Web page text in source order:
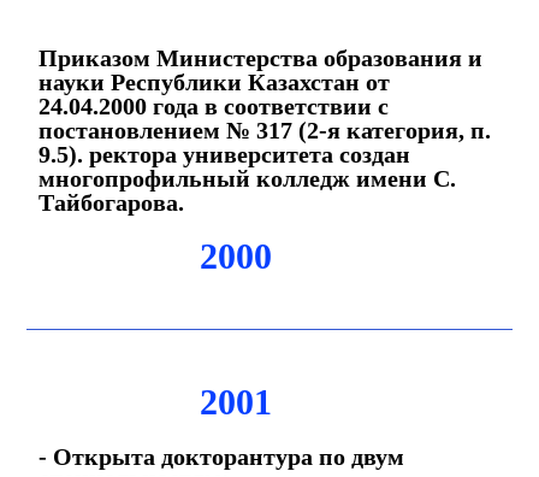
Приказом Министерства образования и
науки Республики Казахстан от
24.04.2000 года в соответствии с
постановлением № 317 (2-я категория, п.
9.5). ректора университета создан
многопрофильный колледж имени С.
Тайбогарова.
2000
2001
- Открыта докторантура по двум